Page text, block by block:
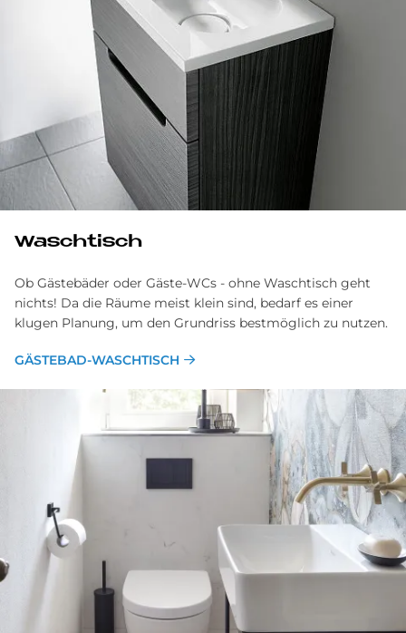
Wasch­tisch
Ob Gästebäder oder Gäste-WCs - ohne Waschtisch geht
nichts! Da die Räume meist klein sind, bedarf es einer
klugen Planung, um den Grund­riss best­möglich zu nutzen.
GÄSTEBAD-WASCHTISCH